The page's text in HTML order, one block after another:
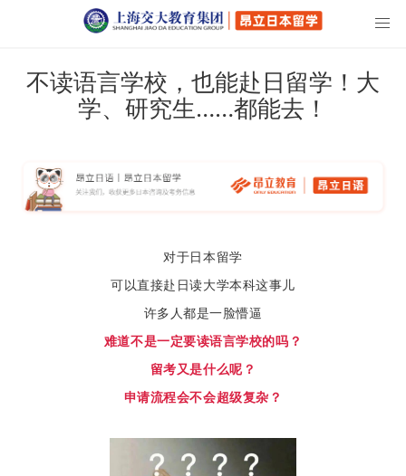
不读语言学校，也能赴日留学！大
学、研究生……都能去！
对于日本留学
可以直接赴日读大学本科这事儿
许多人都是一脸懵逼
难道不是一定要读语言学校的吗？
留考又是什么呢？
申请流程会不会超级复杂？